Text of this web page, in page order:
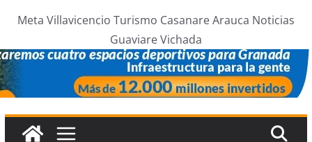
Meta Villavicencio Turismo Casanare Arauca Noticias
Guaviare Vichada